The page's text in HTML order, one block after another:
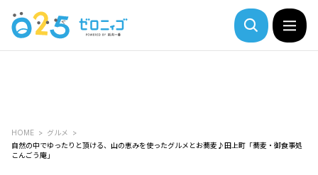
HOME
グルメ
自然の中でゆったりと頂ける、山の恵みを使ったグルメとお蕎麦♪田上町「蕎麦・御食事処
こんごう庵」